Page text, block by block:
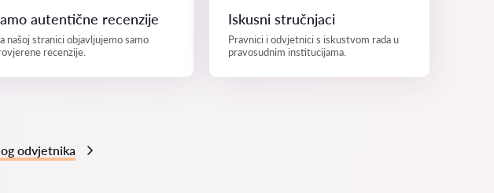
autentične recenzije
našoj stranici objavljujemo samo
recenzije.
Iskusni stručnjaci
Pravnici i odvjetnici s iskustvom rada u
pravosudnim institucijama.
odvjetnika